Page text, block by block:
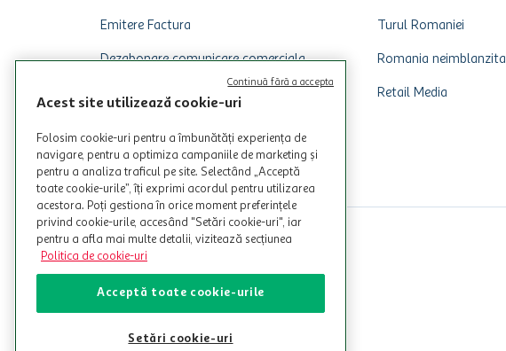
Emitere Factura
Dezabonare comunicare comerciala
Turul Romaniei
Romania neimblanzita
Retail Media
Acest site utilizează cookie-uri
Folosim cookie-uri pentru a îmbunătăți experiența de
navigare, pentru a optimiza campaniile de marketing și
pentru a analiza traficul pe site. Selectând „Acceptă
toate cookie-urile”, îți exprimi acordul pentru utilizarea
acestora. Poți gestiona în orice moment preferințele
privind cookie-urile, accesând "Setări cookie-uri", iar
pentru a afla mai multe detalii, vizitează secțiunea
Politica de cookie-uri
Acceptă toate cookie-urile
Setări cookie-uri
Continuă fără a accepta